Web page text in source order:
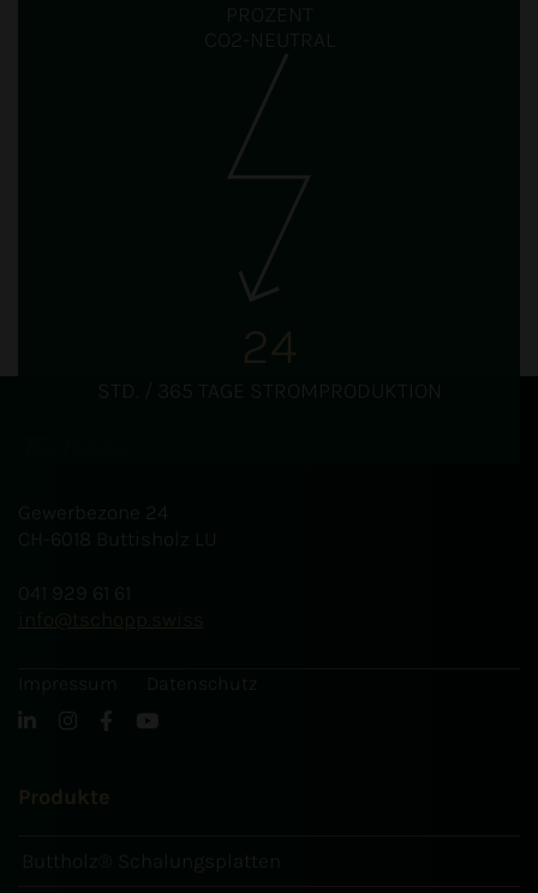
PROZENT
CO2-NEUTRAL
24
STD. / 365 TAGE STROMPRODUKTION
Wärme und Strom aus Holz
Gewerbezone 24
CH-6018 Buttisholz LU
041 929 61 61
info
tschopp.swiss
Impressum Datenschutz
Produkte
Buttholz® Schalungsplatten